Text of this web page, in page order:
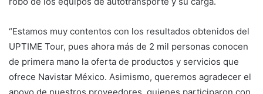
“Estamos muy contentos con los resultados obtenidos del
UPTIME Tour, pues ahora más de 2 mil personas conocen
de primera mano la oferta de productos y servicios que
ofrece Navistar México. Asimismo, queremos agradecer el